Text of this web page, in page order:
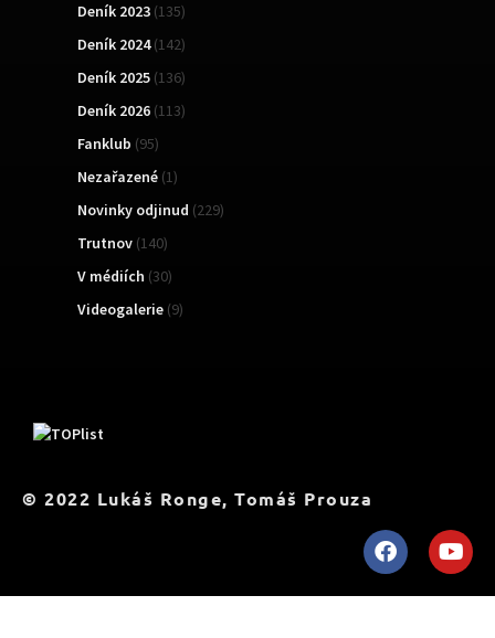
Deník 2023 (135)
Deník 2024(142)
Deník 2025 (136)
Deník 2026 (113)
Fanklub (95)
Nezařazené (1)
Novinky odjinud (229)
Trutnov (140)
V médiích (30)
Videogalerie (9)
© 2022 Lukáš Ronge, Tomáš Prouza